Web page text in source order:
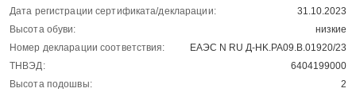
Дата регистрации сертификата/декларации:
31.10.2023
Высота обуви:
низкие
Номер декларации соответствия:
ЕАЭС N RU Д-HK.РА09.В.01920/23
ТНВЭД:
6404199000
Высота подошвы:
2